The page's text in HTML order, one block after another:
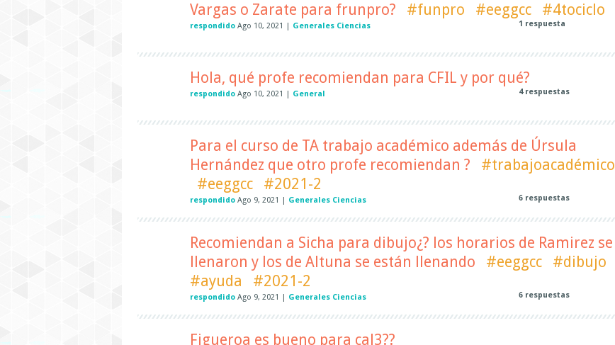
Vargas o Zarate para frunpro? #funpro #eeggcc #4tociclo
respondido Ago 10, 2021 Generales Ciencias 1 respuesta
Hola, qué profe recomiendan para CFIL y por qué?
respondido Ago 10, 2021 General 4respuestas
Para el curso de TA trabajo académico además de Úrsula
Hernández que otro profe recomiendan ?
#trabajoacadémico
#eeggcc
#2021-2
respondido Ago 9, 2021 Generales Ciencias 6 respuestas
Recomiendan a Sicha para dibujo¿? los horarios de Ramirez se
llenaron y los de Altuna se están llenando
#eeggcc
#dibujo
#ayuda
#2021-2
respondido Ago 9, 2021 Generales Ciencias 6 respuestas
Figueroa es bueno para cal3??